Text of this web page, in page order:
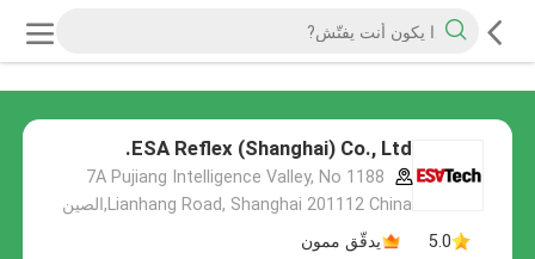
ESA Reflex (Shanghai) Co., Ltd.
7A Pujiang Intelligence Valley, No 1188
Lianhang Road, Shanghai 201112 China,الصين
5.0
يدقّق ممون